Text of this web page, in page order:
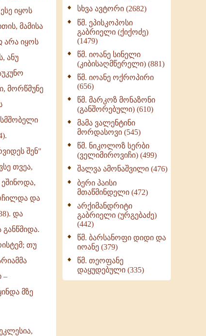
იყოს
მამისა
არა იყოს
ანუ
მორწმუნე
შენ"
თვეა,
და
და
თუ
–
მზე
სულიერი ცხოვრების
სახელმძღვანელო -
ნაწილი II (369)
ღმერთი და ადამიანები
(287)
ბერის დიადემა (278)
მონაზვნური
გამოცდილების
ოთხი ასეული თავი
სიყვარულის შესახებ
(259)
სხვა ავტორი (2682)
წმ. ეპისკოპოსი
გაბრიელი (ქიქოძე)
(1479)
წმ. იოანე სინელი
(კიბისაღმწერელი) (881)
წმ. იოანე ოქროპირი
(656)
წმ. მარკოზ მონაზონი
(განშორებული) (610)
მამა ვალენტინი
მორდასოვი (545)
წმ. ნიკოლოზ სერბი
(ველიმიროვიჩი) (499)
შალვა ამონაშვილი (476)
ბერი პაისი
მთაწმინდელი (472)
არქიმანდრიტი
გაბრიელი (ურგებაძე)
(442)
წმ. ბარსანოფი დიდი და
იოანე (379)
წმ. თეოფანე
დაყუდებული (335)